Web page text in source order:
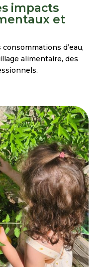
impacts
et
d’eau,
alimentaire, des